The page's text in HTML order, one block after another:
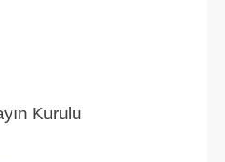
Kurulu